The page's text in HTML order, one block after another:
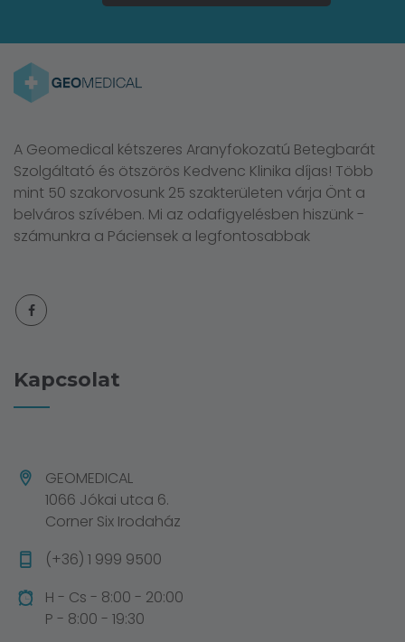
A Geomedical kétszeres Aranyfokozatú Betegbarát
Szolgáltató és ötszörös Kedvenc Klinika díjas! Több
mint 50 szakorvosunk 25 szakterületen várja Önt a
belváros szívében. Mi az odafigyelésben hiszünk -
számunkra a Páciensek a legfontosabbak
Kapcsolat
GEOMEDICAL
1066 Jókai utca 6.
Corner Six Irodaház
(+36) 1 999 9500
H - Cs - 8:00 - 20:00
P - 8:00 - 19:30